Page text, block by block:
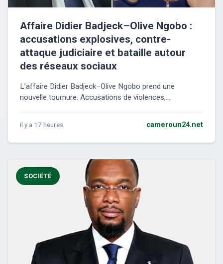
Affaire Didier Badjeck–Olive Ngobo :
accusations explosives, contre-
attaque judiciaire et bataille autour
des réseaux sociaux
L’affaire Didier Badjeck–Olive Ngobo prend une
nouvelle tournure. Accusations de violences,...
il y a 17 heures cameroun24.net
SOCIÉTÉ